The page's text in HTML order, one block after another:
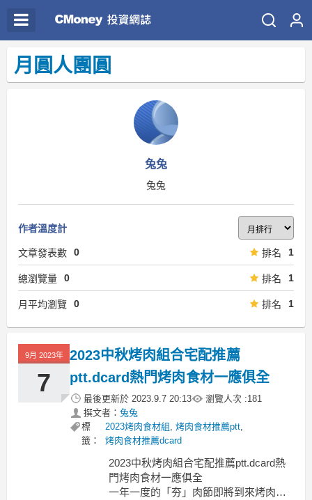
月圓人團圓
兔兔
兔兔
作者溫度計
文章發表數 0 排名 1
總瀏覽量 0 排名 1
月平均瀏覽 0 排名 1
9月 2023年
7
2023中秋烤肉組合宅配推薦
ptt.dcard熱門烤肉食材一應俱全
最後更新於 2023.9.7 20:13 瀏覽人次 :181
撰文者： 兔兔
標
籤：
2023烤肉食材組 ,烤肉食材推薦ptt,
烤肉食材推薦dcard
2023中秋烤肉組合宅配推薦ptt.dcard熱
門烤肉食材一應俱全
一年一度的「夯」肉節即將到來烤肉組